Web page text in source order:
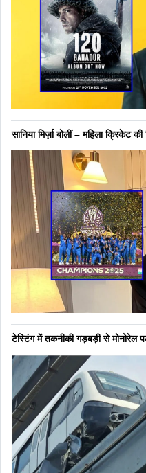
सानिया मिर्ज़ा बोलीं – महिला क्रिकेट
टेस्टिंग में तकनीकी गड़बड़ी से मोनोरेल